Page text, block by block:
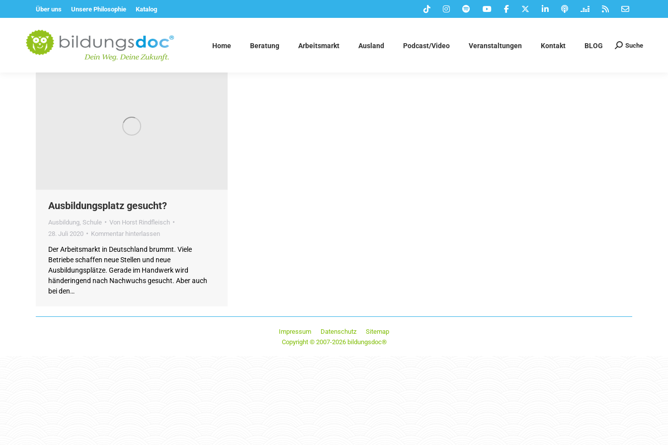
Über uns Unsere Philosophie Katalog
Home Beratung Arbeitsmarkt Ausland Podcast/Video Veranstaltungen Kontakt BLOG Suchen:
Suche
Ausbildungsplatz gesucht?
Ausbildung Schule Von Horst Rindfleisch
28. Juli 2020
Kommentar hinterlassen
Der Arbeitsmarkt in Deutschland brummt. Viele
Betriebe schaffen neue Stellen und neue
Ausbildungsplätze. Gerade im Handwerk wird
händeringend nach Nachwuchs gesucht. Aber auch
bei den…
Impressum Datenschutz
Sitemap
Copyright © 2007-2026 bildungsdoc®